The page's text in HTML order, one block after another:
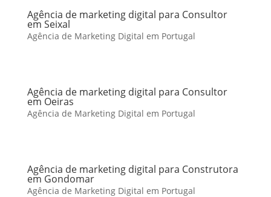
Agência de marketing digital para Consultor
em Seixal
Agência de Marketing Digital em Portugal
Agência de marketing digital para Consultor
em Oeiras
Agência de Marketing Digital em Portugal
Agência de marketing digital para Construtora
em Gondomar
Agência de Marketing Digital em Portugal